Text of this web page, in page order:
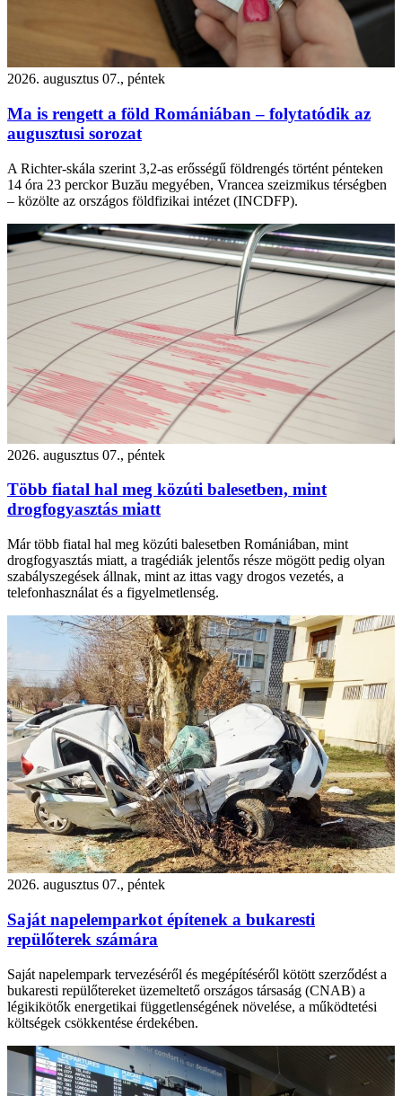
2026. augusztus 07., péntek
Ma is rengett a föld Romániában – folytatódik az
augusztusi sorozat
A Richter-skála szerint 3,2-as erősségű földrengés történt pénteken
14 óra 23 perckor Buzău megyében, Vrancea szeizmikus térségben
– közölte az országos földfizikai intézet (INCDFP).
2026. augusztus 07., péntek
Több fiatal hal meg közúti balesetben, mint
drogfogyasztás miatt
Már több fiatal hal meg közúti balesetben Romániában, mint
drogfogyasztás miatt, a tragédiák jelentős része mögött pedig olyan
szabályszegések állnak, mint az ittas vagy drogos vezetés, a
telefonhasználat és a figyelmetlenség.
2026. augusztus 07., péntek
Saját napelemparkot építenek a bukaresti
repülőterek számára
Saját napelempark tervezéséről és megépítéséről kötött szerződést a
bukaresti repülőtereket üzemeltető országos társaság (CNAB) a
légikikötők energetikai függetlenségének növelése, a működtetési
költségek csökkentése érdekében.